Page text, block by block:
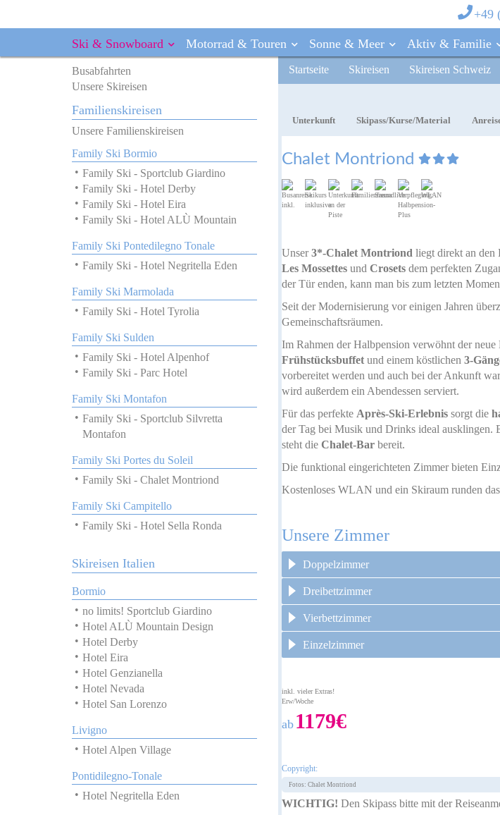
+49
Ski & Snowboard
Busabfahrten
Unsere Skireisen
FAMILIENSKIREISEN
Family Ski Bormio
Family Ski Pontedilegno Tonale
Family Ski Sulden
Family Ski Montafon
Family Ski Portes du Soleil
Family Ski Campitello
Pontidilegno-Tonale
Passo Pordoi
Marmolada
Sulden
Campitello
SKIREISEN FRANKREICH
Les 3 Vallées
SKIREISEN ÖSTERREICH
Montafon
Portes du Soleil
Motorrad & Touren
Unsere Motorradreisen
Bikers Dream Tour
NORDAMERIKA
USA
ASIEN
Nepal
Himalaya
Tibet
Indien
Vietnam
Thailand
Sonne & Meer
Unsere Sonnenziele
ITALIEN
Liparische Inseln
Aktiv & Familie
Unsere Aktiv & Familien-Reisen
FAMILIENSKIREISEN
Unsere Familienskireisen
Family Ski Pontedilegno Tonale
Familiy Ski Campitello
Family Ski Sulden
Family Ski Montafon
Groups- & Incoming / Gruppen- & Incentivereisen
Über uns
KONTAKT
Agenturinfo
SERVICE
Reiseservice
Reiseanfrage
Busabfahrten
Unsere Skireisen
Familienskireisen
Unsere Familienskireisen
Family Ski Bormio
Family Ski - Sportclub Giardino
Family Ski - Hotel Derby
Family Ski - Hotel Eira
Family Ski - Hotel ALÙ Mountain
Family Ski Pontedilegno Tonale
Family Ski - Hotel Negritella Eden
Family Ski Marmolada
Family Ski - Hotel Tyrolia
Family Ski Sulden
Family Ski - Hotel Alpenhof
Family Ski - Parc Hotel
Family Ski Montafon
Family Ski - Sportclub Silvretta
Montafon
Family Ski Portes du Soleil
Family Ski - Chalet Montriond
Family Ski Campitello
Family Ski - Hotel Sella Ronda
Skireisen Italien
Bormio
no limits! Sportclub Giardino
Hotel ALÙ Mountain Design
Hotel Derby
Hotel Eira
Hotel Genzianella
Hotel Nevada
Hotel San Lorenzo
Livigno
Hotel Alpen Village
Pontidilegno-Tonale
Hotel Negritella Eden
Startseite Skireisen Skireisen Schweiz
Unterkunft Skipass/Kurse/Material
Chalet Montriond
Unser3*-Chalet Montriond liegt direkt an den
Les Mossettes und Crosets dem perfekten
der Tür enden, kann man bis zum letzten
Seit der Modernisierung vor einigen Jahren
Gemeinschaftsräumen.
Im Rahmen der Halbpension verwöhnt der
Frühstücksbuffet und einem köstlichen 3-
vorbereitet werden und auch bei der Ankunft
wird außerdem ein Abendessen serviert.
Für das perfekte Après-Ski-Erlebnis sorgt die
der Tag bei Musik und Drinks ideal ausklingen.
steht die Chalet-Bar bereit.
Die funktional eingerichteten Zimmer bieten
Kostenloses WLAN und ein Skiraum runden
Unsere Zimmer
Doppelzimmer
Dreibettzimmer
Vierbettzimmer
Einzelzimmer
inkl. vieler Extras!
Erw/Woche
ab 1179€
Copyright:
Fotos: Chalet Montriond
WICHTIG! Den Skipass bitte mit der